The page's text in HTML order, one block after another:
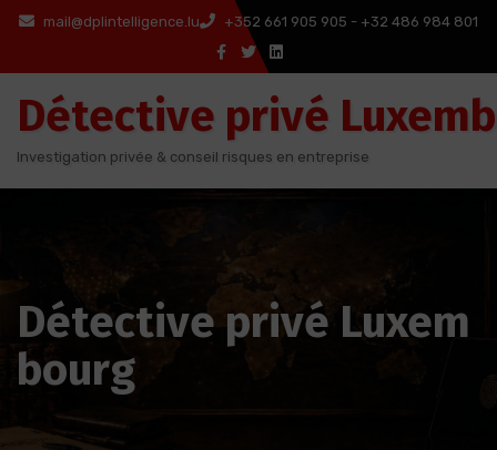
Aller
contenu
mail@dplintelligence.lu +352 661 905 905 - +32 486 984 801
Détective privé
Investigation privée & conseil risques en entreprise
Détective privé Luxem
bourg